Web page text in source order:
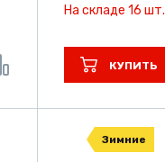
На складе 16 шт.
КУПИТЬ
Зимние